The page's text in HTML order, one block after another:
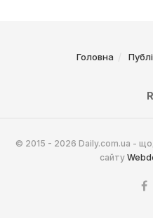
Головна
© 2015 - 2026 Daily.com.ua -
сайту